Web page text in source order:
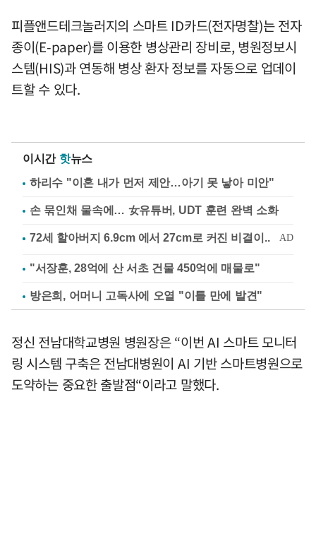
피플앤드테크놀러지의 스마트 ID카드(전자명찰)는 전자
종이(E-paper)를 이용한 병상관리 장비로, 병원정보시
스템(HIS)과 연동해 병상 환자 정보를 자동으로 업데이
트할 수 있다.
이시간 핫뉴스
하리수 "이혼 내가 먼저 제안…아기 못 낳아 미안"
손 묶인채 물속에… 女유튜버, UDT 훈련 완벽 소화
"서장훈, 28억에 산 서초 건물 450억에 매물로"
방은희, 어머니 고독사에 오열 "이틀 만에 발견"
정신 전남대학교병원 병원장은 “이번 AI 스마트 모니터
링 시스템 구축은 전남대병원이 AI 기반 스마트병원으로
도약하는 중요한 출발점“이라고 말했다.